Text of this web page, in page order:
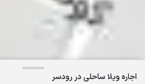
اجاره ویلا ساحلی در رودسر